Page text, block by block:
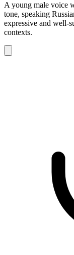
A young male voice
tone, speaking
expressive and well-
contexts.